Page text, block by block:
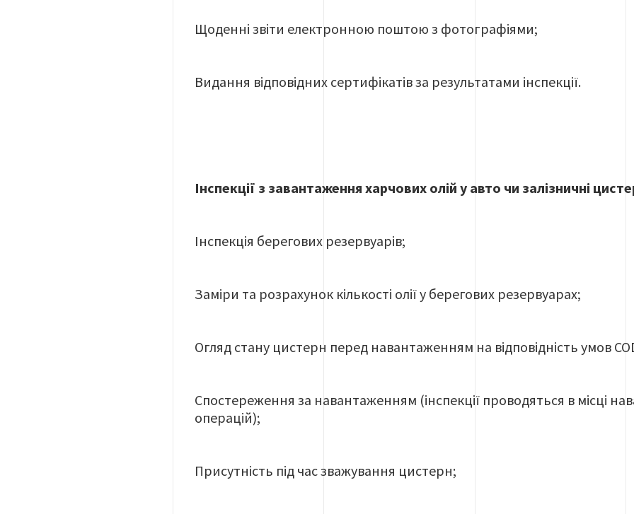
Щоденні звіти електронною поштою з фотографіями;
Видання відповідних сертифікатів за результатами інспекції.
Інспекції з завантаження харчових олій у авто чи залізничні
Інспекція берегових резервуарів;
Заміри та розрахунок кількості олії у берегових резервуарах;
Огляд стану цистерн перед навантаженням на відповідність умов
Спостереження за навантаженням (інспекції проводяться в місці
операцій);
Присутність під час зважування цистерн;